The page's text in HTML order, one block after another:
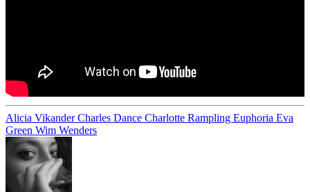
Alicia VikanderCharles Dance Charlotte Rampling Euphoria Eva
Green Wim Wenders